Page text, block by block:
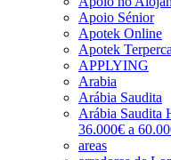
Apoio Sénior
Apotek Online
Apotek
APPLYING
Arabia
Arábia Saudita
Arábia Saudita
36.000€ a
areas